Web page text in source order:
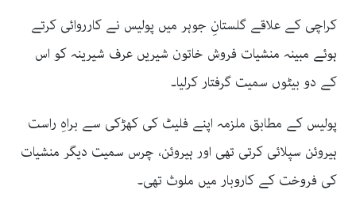
کراچی کے علاقے گلستانِ جوہر میں پولیس نے کارروائی کرتے
ہوئے مبینہ منشیات فروش خاتون شیریں عرف شیرینہ کو اس
کے دو بیٹوں سمیت گرفتار کرلیا۔
پولیس کے مطابق ملزمہ اپنے فلیٹ کی کھڑکی سے براہِ راست
ہیروئن سپلائی کرتی تھی اور ہیروئن، چرس سمیت دیگر منشیات
کی فروخت کے کاروبار میں ملوث تھی۔